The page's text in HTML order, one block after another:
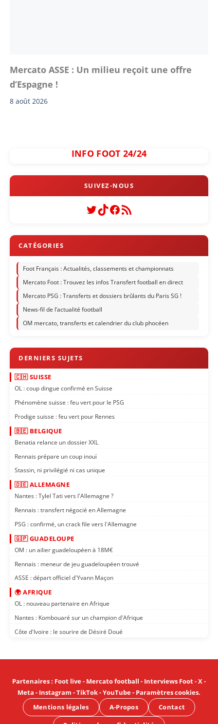
Mercato ASSE : Un milieu reçoit une offre
d’Espagne !
8 août 2026
INFO FOOT 24/24
Twitter
TikTok
Facebook
Flux RSS
Foot Français : Actualités, classements et championnats
Mercato Foot : Trouvez les infos Transfert football en direct
Mercato PSG : Transferts et dossiers brûlants du Paris SG !
News-fil de l’actualité football
OM mercato, transferts et calendrier du club phocéen
🇨🇭 SUISSE
OL : coup dingue confirmé en Suisse
Phénomène suisse : feu vert pour le PSG
Prodige suisse : feu vert pour Rennes
🇧🇪 BELGIQUE
Benatia relance un dossier XXL
Rennais prépare un coup inouï
Stassin, ni privilégié ni cas unique
🇩🇪 ALLEMAGNE
Nantes : Tylel Tati vers l'Allemagne ?
Rennais : transfert négocié en Allemagne
PSG : confirmé, un crack file vers l'Allemagne
🇬🇵 GUADELOUPE
OM : un ailier guadeloupéen à 18M€
Rennais : meneur de jeu guadeloupéen trouvé
ASSE : départ officiel d'Yvann Maçon
🌍 AFRIQUE
OL : nouveau partenaire en Afrique
Nantes : Kombouaré sur un champion d'Afrique
Côte d'Ivoire : le sourire de Désiré Doué
Partenaires: Foot live- Mercato football - Interviews Foot-X-
Meta - Instagram -TikTok-YouTube- Paramètres cookies.
Mentions légales
A-Propos Contact